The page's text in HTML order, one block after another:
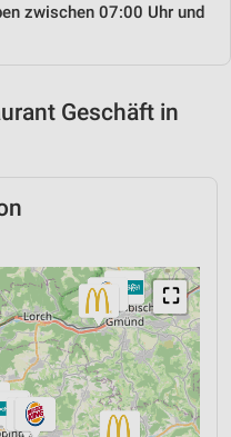
zwischen 07:00 Uhr und
Geschäft in
⛶